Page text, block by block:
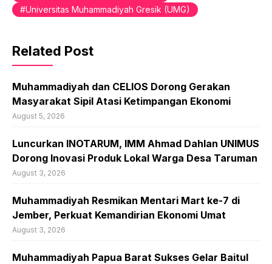
Universitas Muhammadiyah Gresik (UMG)
Related Post
Muhammadiyah dan CELIOS Dorong Gerakan
Masyarakat Sipil Atasi Ketimpangan Ekonomi
August 5, 2026
Luncurkan INOTARUM, IMM Ahmad Dahlan UNIMUS
Dorong Inovasi Produk Lokal Warga Desa Taruman
August 3, 2026
Muhammadiyah Resmikan Mentari Mart ke-7 di
Jember, Perkuat Kemandirian Ekonomi Umat
August 3, 2026
Muhammadiyah Papua Barat Sukses Gelar Baitul